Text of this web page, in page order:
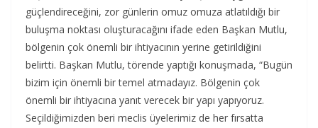
güçlendireceğini, zor günlerin omuz omuza atlatıldığı bir
buluşma noktası oluşturacağını ifade eden Başkan Mutlu,
bölgenin çok önemli bir ihtiyacının yerine getirildiğini
belirtti. Başkan Mutlu, törende yaptığı konuşmada, “Bugün
bizim için önemli bir temel atmadayız. Bölgenin çok
önemli bir ihtiyacına yanıt verecek bir yapı yapıyoruz.
Seçildiğimizden beri meclis üyelerimiz de her fırsatta